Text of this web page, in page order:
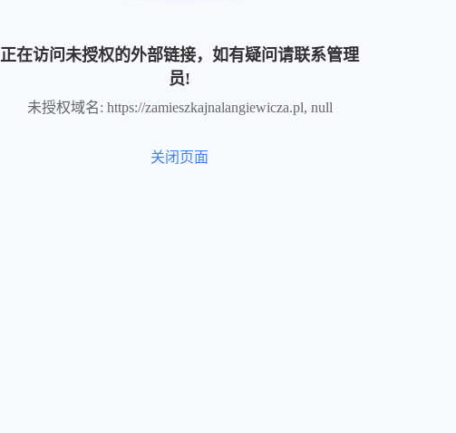
正在访问未授权的外部链接，如有疑问请联系管理
员!
未授权域名: https://zamieszkajnalangiewicza.pl, null
关闭页面